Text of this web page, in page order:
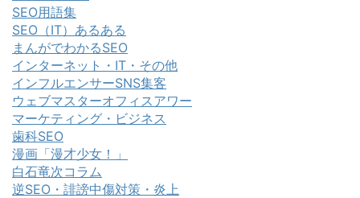
SEO用語集
SEO（IT）あるある
まんがでわかるSEO
インターネット・IT・その他
インフルエンサーSNS集客
ウェブマスターオフィスアワー
マーケティング・ビジネス
歯科SEO
漫画「漫才少女！」
白石竜次コラム
逆SEO・誹謗中傷対策・炎上